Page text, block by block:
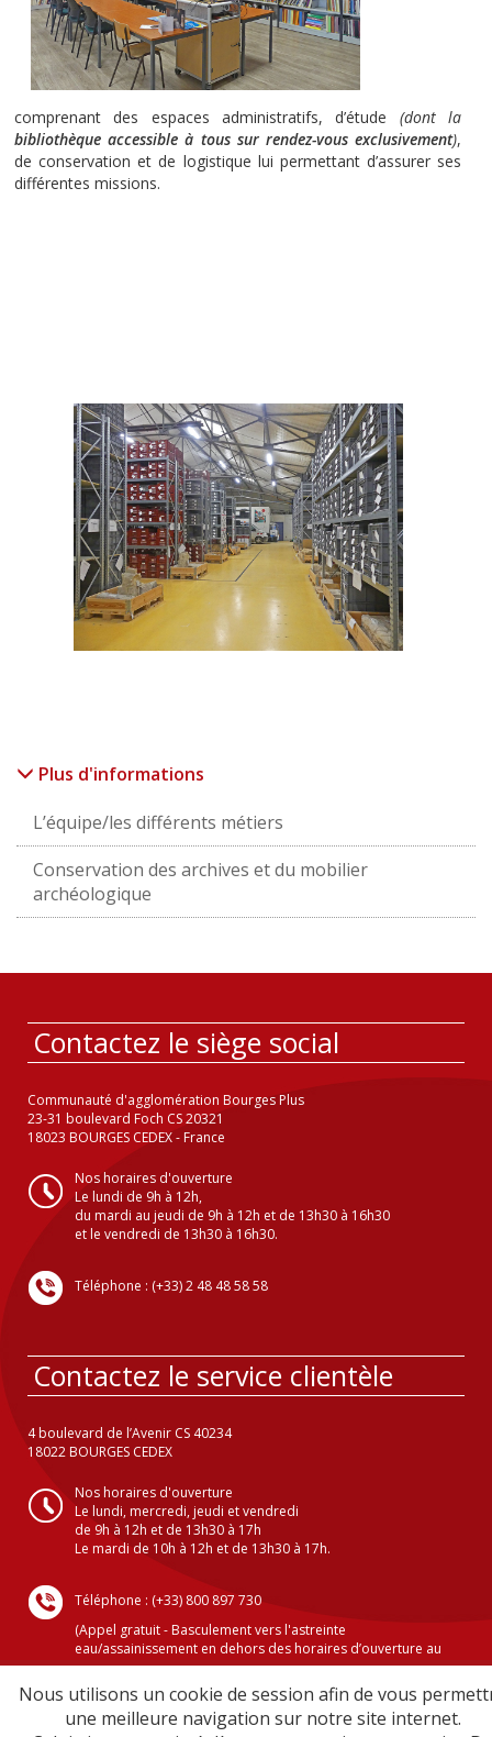
comprenant des espaces administratifs, d’étude (dont la
bibliothèque accessible à tous sur rendez-vous exclusivement),
de conservation et de logistique lui permettant d’assurer ses
différentes missions.
Plus d'informations
L’équipe/les différents métiers
Conservation des archives et du mobilier
archéologique
Contactez le siège social
Communauté d'agglomération Bourges Plus
23-31 boulevard Foch CS 20321
18023 BOURGES CEDEX - France
Nos horaires d'ouverture
Le lundi de 9h à 12h,
du mardi au jeudi de 9h à 12h et de 13h30 à 16h30
et le vendredi de 13h30 à 16h30.
Téléphone : (+33) 2 48 48 58 58
Contactez le service clientèle
4 boulevard de l’Avenir CS 40234
18022 BOURGES CEDEX
Nos horaires d'ouverture
Le lundi, mercredi, jeudi et vendredi
de 9h à 12h et de 13h30 à 17h
Le mardi de 10h à 12h et de 13h30 à 17h.
Téléphone : (+33) 800 897 730
(Appel gratuit - Basculement vers l'astreinte
eau/assainissement en dehors des horaires d’ouverture au
public )
Nous utilisons un cookie de session afin de vous
une meilleure navigation sur notre site internet.